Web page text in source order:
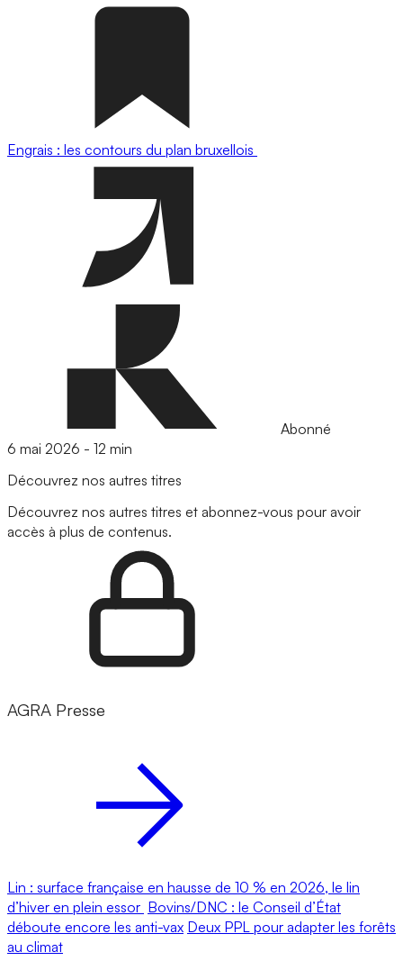
Engrais : les contours du plan bruxellois
Abonné
6 mai 2026 - 12 min
Découvrez nos autres titres
Découvrez nos autres titres et abonnez-vous pour avoir
accès à plus de contenus.
AGRA Presse
Lin : surface française en hausse de 10 % en 2026, le lin
d’hiver en plein essor Bovins/DNC : le Conseil d’État
déboute encore les anti-vax Deux PPL pour adapter les forêts
au climat